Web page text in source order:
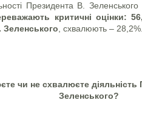
Президента В.
критичні оцінки:
Зеленського , схвалюють – 28,2%.
чи не схвалюєте
Зеленського?